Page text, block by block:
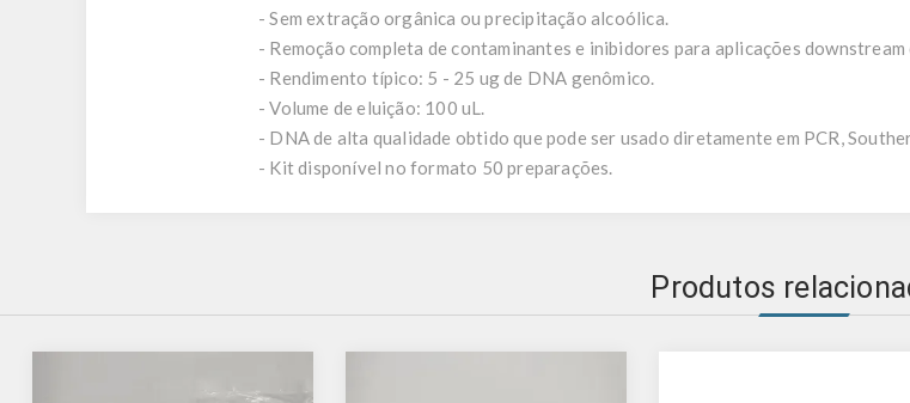
- Sem extração orgânica ou precipitação alcoólica.
- Remoção completa de contaminantes e inibidores para aplicações
- Rendimento típico: 5 - 25 ug de DNA genômico.
- Volume de eluição: 100 uL.
- DNA de alta qualidade obtido que pode ser usado diretamente em PCR,
- Kit disponível no formato 50 preparações.
Produtos